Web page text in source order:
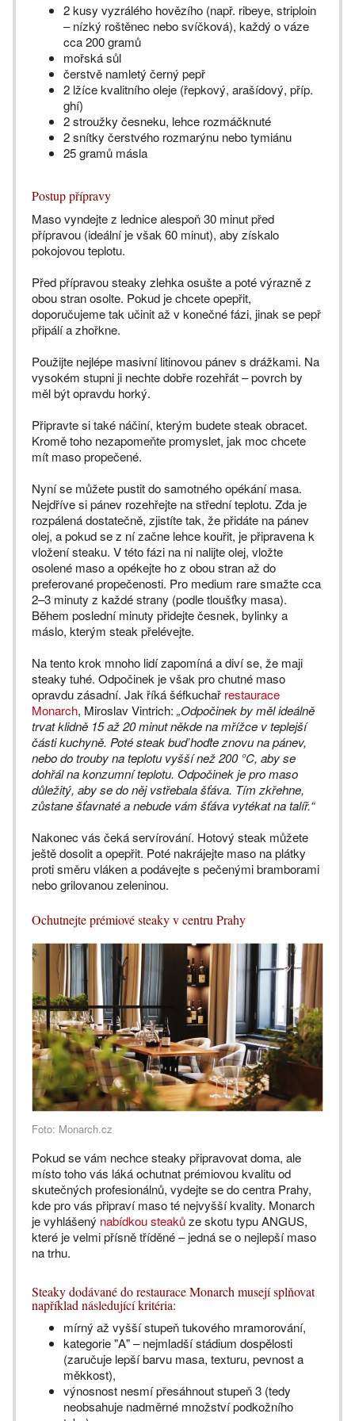
2 kusy vyzrálého hovězího (např. ribeye, striploin
– nízký roštěnec nebo svíčková), každý o váze
cca 200 gramů
mořská sůl
čerstvě namletý černý pepř
2 lžíce kvalitního oleje (řepkový, arašídový, příp.
ghí)
2 stroužky česneku, lehce rozmáčknuté
2 snítky čerstvého rozmarýnu nebo tymiánu
25 gramů másla
Postup přípravy
Maso vyndejte z lednice alespoň 30 minut před
přípravou (ideální je však 60 minut), aby získalo
pokojovou teplotu.
Před přípravou steaky zlehka osušte a poté výrazně z
obou stran osolte. Pokud je chcete opepřit,
doporučujeme tak učinit až v konečné fázi, jinak se pepř
připálí a zhořkne.
Použijte nejlépe masivní litinovou pánev s drážkami. Na
vysokém stupni ji nechte dobře rozehřát – povrch by
měl být opravdu horký.
Připravte si také náčiní, kterým budete steak obracet.
Kromě toho nezapomeňte promyslet, jak moc chcete
mít maso propečené.
Nyní se můžete pustit do samotného opékání masa.
Nejdříve si pánev rozehřejte na střední teplotu. Zda je
rozpálená dostatečně, zjistíte tak, že přidáte na pánev
olej, a pokud se z ní začne lehce kouřit, je připravena k
vložení steaku. V této fázi na ni nalijte olej, vložte
osolené maso a opékejte ho z obou stran až do
preferované propečenosti. Pro medium rare smažte cca
2–3 minuty z každé strany (podle tloušťky masa).
Během poslední minuty přidejte česnek, bylinky a
máslo, kterým steak přelévejte.
Na tento krok mnoho lidí zapomíná a diví se, že maji
steaky tuhé. Odpočinek je však pro chutné maso
opravdu zásadní. Jak říká šéfkuchař restaurace
Monarch, Miroslav Vintrich: „Odpočinek by měl ideálně
trvat klidně 15 až 20 minut někde na mřížce v teplejší
části kuchyně. Poté steak buď hoďte znovu na pánev,
nebo do trouby na teplotu vyšší než 200 °C, aby se
dohřál na konzumní teplotu. Odpočinek je pro maso
důležitý, aby se do něj vstřebala šťáva. Tím zkřehne,
zůstane šťavnaté a nebude vám šťáva vytékat na talíř.“
Nakonec vás čeká servírování. Hotový steak můžete
ještě dosolit a opepřit. Poté nakrájejte maso na plátky
proti směru vláken a podávejte s pečenými bramborami
nebo grilovanou zeleninou.
Ochutnejte prémiové steaky v centru Prahy
Foto: Monarch.cz
Pokud se vám nechce steaky připravovat doma, ale
místo toho vás láká ochutnat prémiovou kvalitu od
skutečných profesionálnů, vydejte se do centra Prahy,
kde pro vás připraví maso té nejvyšší kvality. Monarch
je vyhlášený nabídkou steakůze skotu typu ANGUS,
které je velmi přísně tříděné – jedná se o nejlepší maso
na trhu.
Steaky dodávané do restaurace Monarch musejí splňovat
například následující kritéria:
mírný až vyšší stupeň tukového mramorování,
kategorie "A" – nejmladší stádium dospělosti
(zaručuje lepší barvu masa, texturu, pevnost a
měkkost),
výnosnost nesmí přesáhnout stupeň 3 (tedy
neobsahuje nadměrné množství podkožního